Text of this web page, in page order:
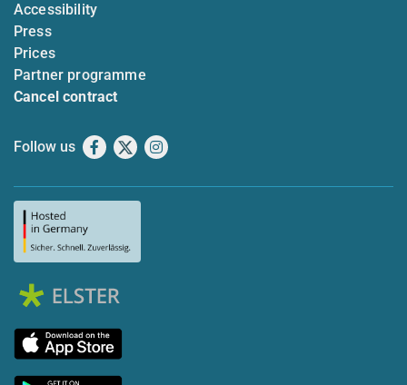
Accessibility
Press
Prices
Partner programme
Cancel contract
Follow us Facebook
X Instagram